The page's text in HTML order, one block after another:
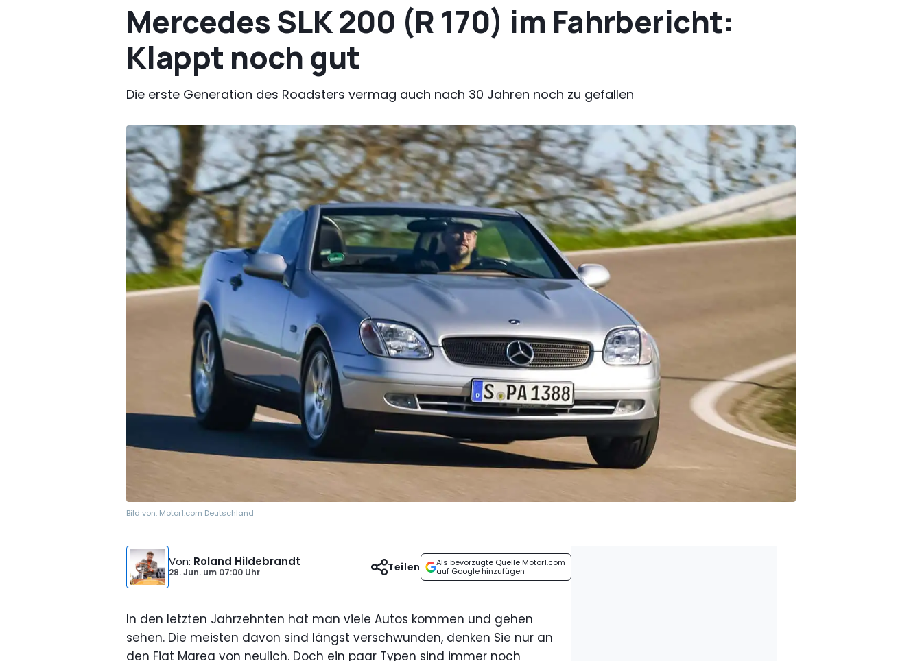
Mercedes SLK 200 (R 170) im Fahrbericht:
Klappt noch gut
Die erste Generation des Roadsters vermag auch nach 30 Jahren noch zu gefallen
Bild von: Motor1.com Deutschland
Von: Roland Hildebrandt
28. Jun. um 07:00 Uhr
Als bevorzugte Quelle Motor1.com
auf Google hinzufügen
Teilen
In den letzten Jahrzehnten hat man viele Autos kommen und gehen
sehen. Die meisten davon sind längst verschwunden, denken Sie nur an
den Fiat Marea von neulich. Doch ein paar Typen sind immer noch